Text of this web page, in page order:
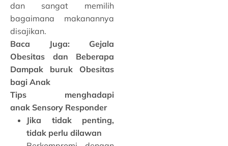
dan sangat memilih
bagaimana makanannya
disajikan.
Baca Juga: Gejala
Obesitas dan Beberapa
Dampak buruk Obesitas
bagi Anak
Tips menghadapi
anak Sensory Responder
Jika tidak penting,
tidak perlu dilawan